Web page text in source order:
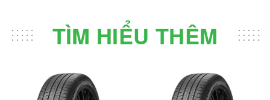
TÌM HIỂU THÊM